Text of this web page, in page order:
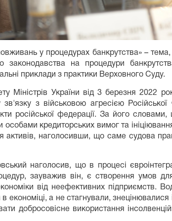
у процедурах банкрутства» –
законодавства на процедури
приклади з практики Верховного Суду.
Міністрів України від 3 березня 2022
з військовою агресією
російської федерації. За його
кредиторських вимог та
активів, наголосивши, що саме судова
наголосив, що в процесі
зауважив він, є створення умов
від неефективних підприємств.
економіці, а не стагнували,
добросовісне використання